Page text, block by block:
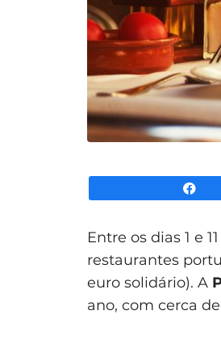
Entre os dias 1 e
restaurantes
euro solidário). A
ano, com cerca